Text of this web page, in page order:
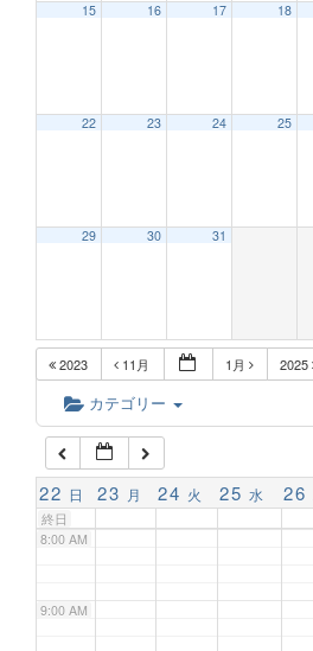
15 16 17 18
22 23 24 25
29 30 31
2023 11月 1月 2025
カテゴリー
22 日 23 月 24 火 25 水 26
終日
2:00 AM
6:00 AM
7:00 AM
8:00 AM
9:00 AM